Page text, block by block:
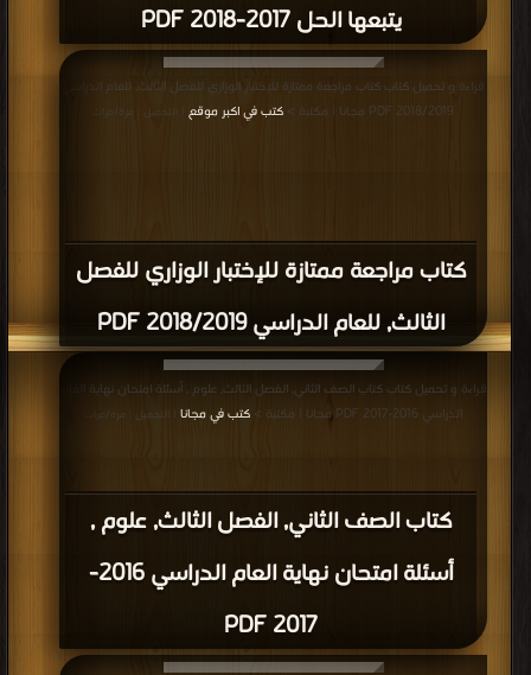
يتبعها الحل 2017-2018 PDF
كتاب مراجعة ممتازة للإختبار الوزاري للفصل
الثالث, للعام الدراسي 2018/2019 PDF
قراءة و تحميل كتاب كتاب مراجعة ممتازة للإختبار الوزاري للفصل الثالث, للعام الدراسي
2018/2019 PDF مجانا | مكتبة >
كتب في اكبر موقع | التحميل : مرة/مرات
كتاب الصف الثاني, الفصل الثالث, علوم ,
أسئلة امتحان نهاية العام الدراسي 2016-
2017 PDF
قراءة و تحميل كتاب كتاب الصف الثاني, الفصل الثالث, علوم , أسئلة امتحان نهاية العام
الدراسي 2016-2017 PDF مجانا | مكتبة >
كتب في مجانا | التحميل : مرة/مرات